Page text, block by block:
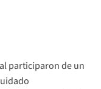
participaron de un